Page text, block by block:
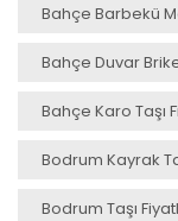
Bahçe Barbekü
Bahçe Duvar
Bahçe Karo Taşı
Bodrum Kayrak
Bodrum Taşı